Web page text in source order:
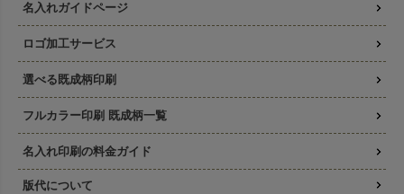
名入れガイドページ
ロゴ加工サービス
選べる既成柄印刷
フルカラー印刷 既成柄一覧
名入れ印刷の料金ガイド
版代について